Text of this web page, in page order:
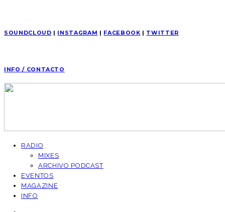
SOUNDCLOUD | INSTAGRAM | FACEBOOK | TWITTER
INFO / CONTACTO
RADIO
MIXES
ARCHIVO PODCAST
EVENTOS
MAGAZINE
INFO